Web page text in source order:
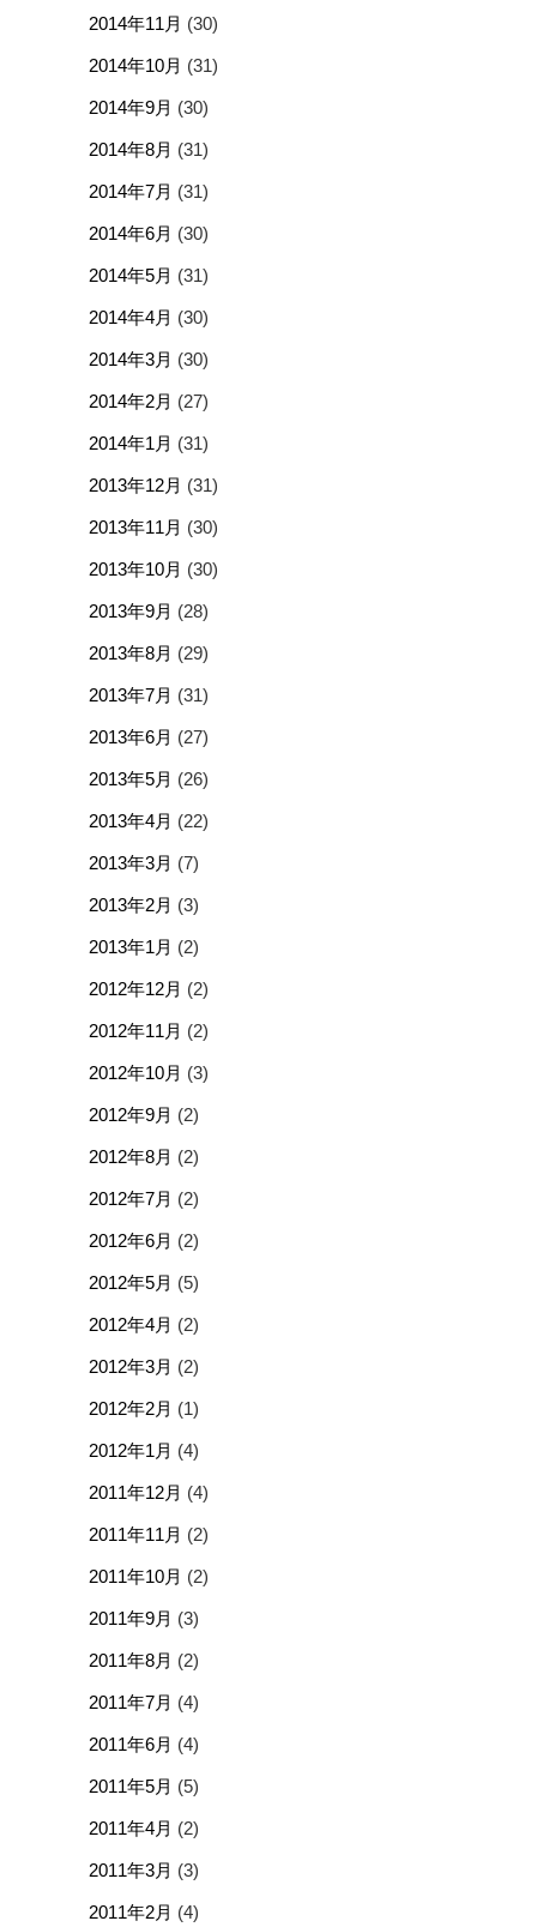
2014年11月 (30)
2014年10月 (31)
2014年9月 (30)
2014年8月 (31)
2014年7月 (31)
2014年6月 (30)
2014年5月 (31)
2014年4月 (30)
2014年3月 (30)
2014年2月 (27)
2014年1月 (31)
2013年12月 (31)
2013年11月 (30)
2013年10月 (30)
2013年9月 (28)
2013年8月 (29)
2013年7月 (31)
2013年6月 (27)
2013年5月 (26)
2013年4月 (22)
2013年3月 (7)
2013年2月 (3)
2013年1月 (2)
2012年12月 (2)
2012年11月 (2)
2012年10月 (3)
2012年9月 (2)
2012年8月 (2)
2012年7月 (2)
2012年6月 (2)
2012年5月 (5)
2012年4月 (2)
2012年3月 (2)
2012年2月 (1)
2012年1月 (4)
2011年12月 (4)
2011年11月 (2)
2011年10月 (2)
2011年9月 (3)
2011年8月 (2)
2011年7月 (4)
2011年6月 (4)
2011年5月 (5)
2011年4月 (2)
2011年3月 (3)
2011年2月 (4)